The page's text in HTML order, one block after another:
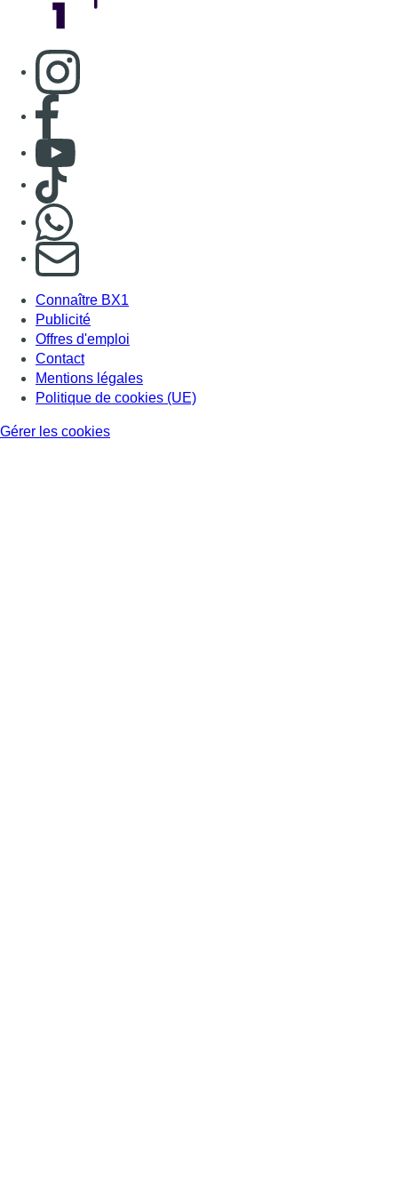
S'abonner à notre newsletter
Connaître BX1
Publicité
Offres d'emploi
Contact
Mentions légales
Politique de cookies (UE)
Gérer les cookies